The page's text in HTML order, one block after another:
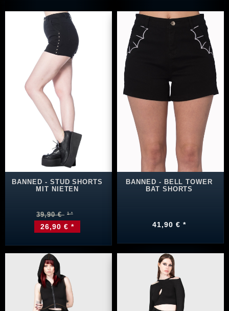
BANNED - STUD SHORTS
MIT NIETEN
39,90 €
26,90 € *
BANNED - BELL TOWER
BAT SHORTS
41,90 € *